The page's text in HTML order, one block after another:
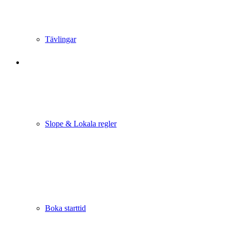
Tävlingar
Slope & Lokala regler
Boka starttid